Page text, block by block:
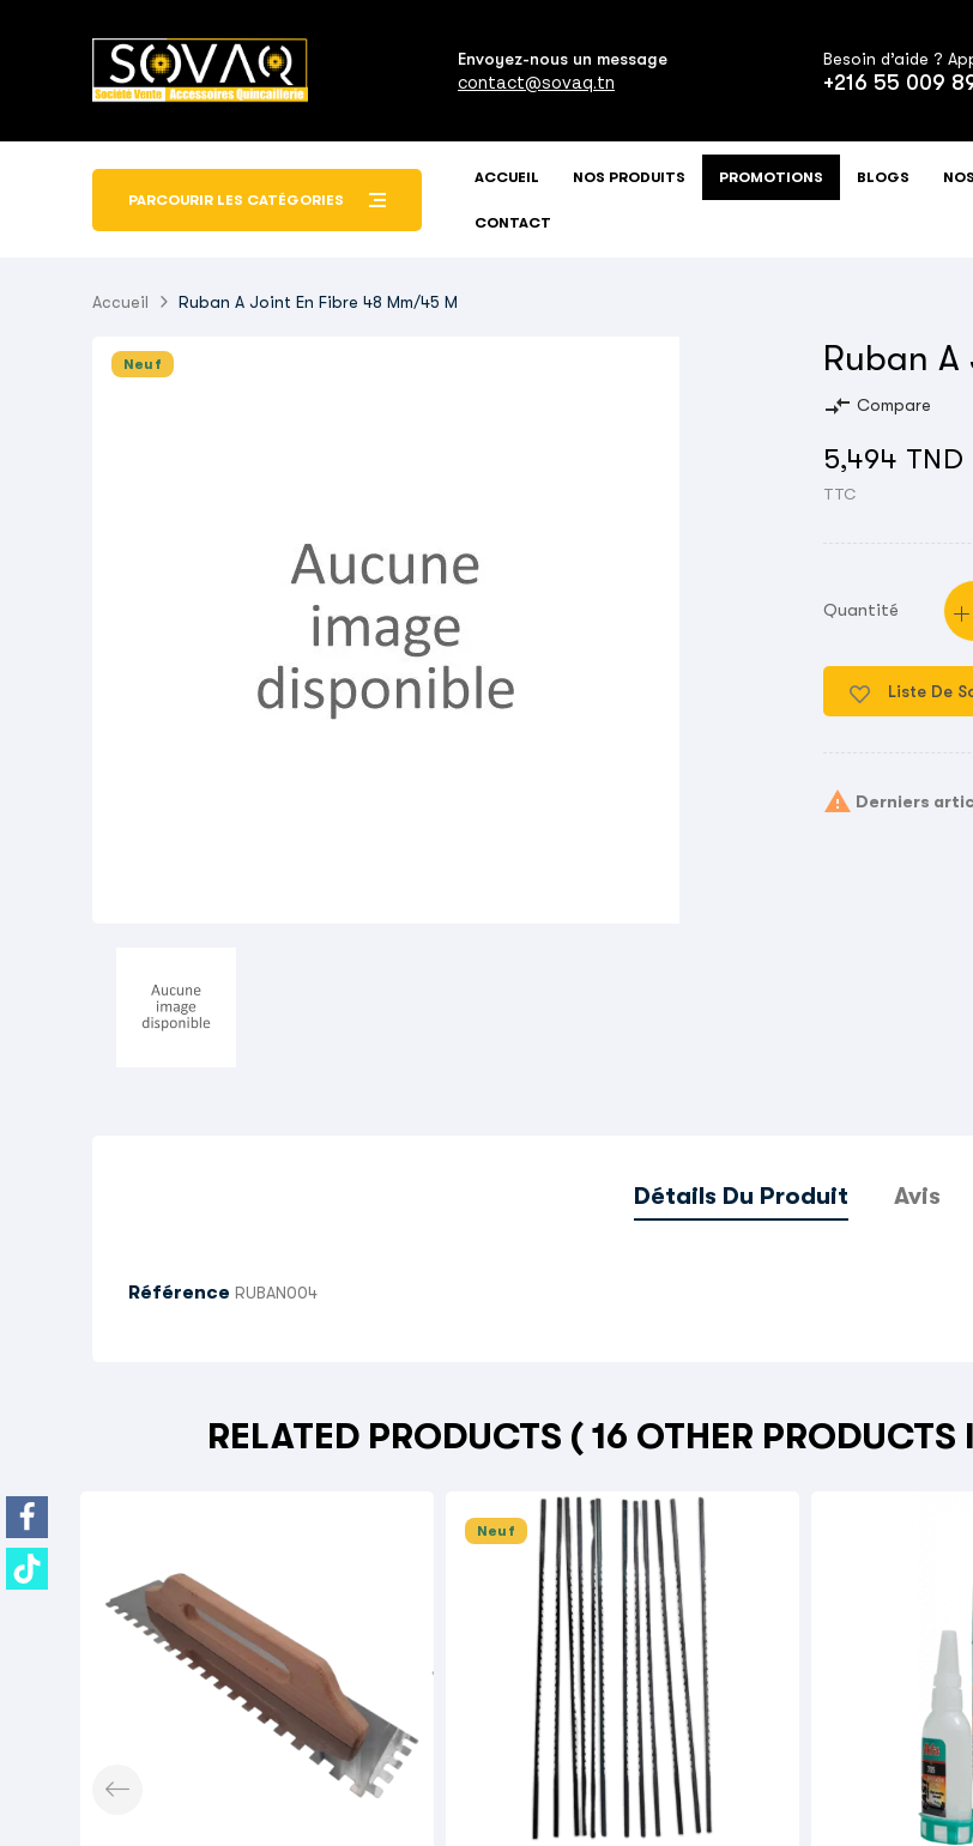
Envoyez-nous un message
contact@sovaq.tn
Besoin d’aide ?
+216 55 009
PARCOURIR LES CATÉGORIES
ACCUEIL NOS PRODUITS PROMOTIONS BLOGS
CONTACT
Accueil Ruban A Joint En Fibre 48 Mm/45 M
Neuf Ruban
compare_arrows Compare
5,494 TND
TTC
Quantité
Liste De
 Derniers
Détails Du Produit Avis
Référence RUBAN004
RELATED PRODUCTS ( 16 OTHER
Neuf